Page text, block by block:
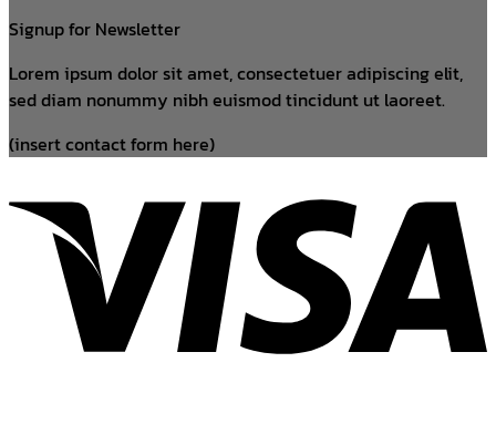
Signup for Newsletter
Lorem ipsum dolor sit amet, consectetuer adipiscing elit,
sed diam nonummy nibh euismod tincidunt ut laoreet.
(insert contact form here)